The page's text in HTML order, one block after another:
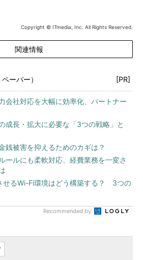
Copyright © ITmedia, Inc. All Rights Reserved.
関連情報
ーパー） [PR]
会社対応を大幅に効率化、パートナー
成長・拡大に必要な「3つの戦略」と
銭被害を抑えるためのカギは？
ールにも柔軟対応、経費業務を一変さ
せるWi-Fi環境はどう構築する？ 3つの
Recommended by